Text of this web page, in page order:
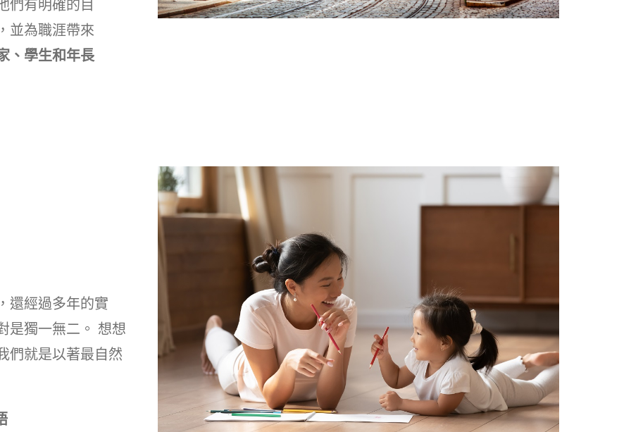
們有明確的目
並為職涯帶來
、學生和年長
還經過多年的實
是獨一無二。 想想
們就是以著最自然